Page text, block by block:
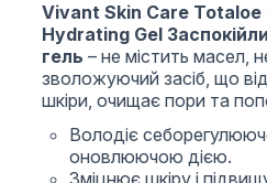
Vivant Skin Care Totaloe
Hydrating Gel
гель – не містить масел,
зволожуючий засіб, що
шкіри, очищає пори та
Володіє
оновлюючою дією.
Зміцнює шкіру і